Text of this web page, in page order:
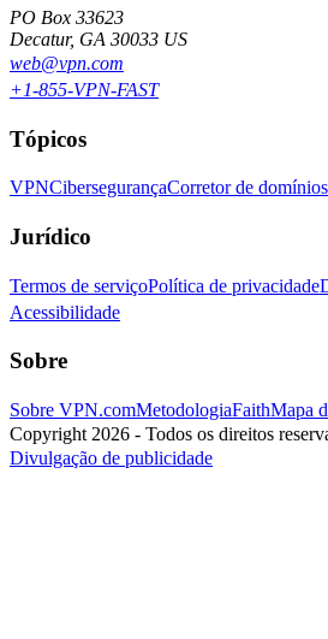
PO Box 33623
Decatur, GA 30033 US
web@vpn.com
+1-855-VPN-FAST
Tópicos
VPNCibersegurançaCorretor de domínios
Jurídico
Termos de serviçoPolítica de privacidade
Acessibilidade
Sobre
Sobre VPN.comMetodologiaFaithMapa
Copyright 2026 - Todos os direitos
Divulgação de publicidade